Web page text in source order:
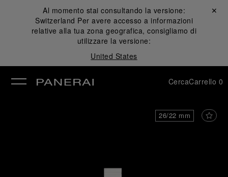
Al momento stai consultando la versione:
Switzerland Per avere accesso a informazioni
relative alla tua zona geografica, consigliamo di
utilizzare la versione:
United States
Chiudi ✕
CercaCarrello 0
26/22 mm